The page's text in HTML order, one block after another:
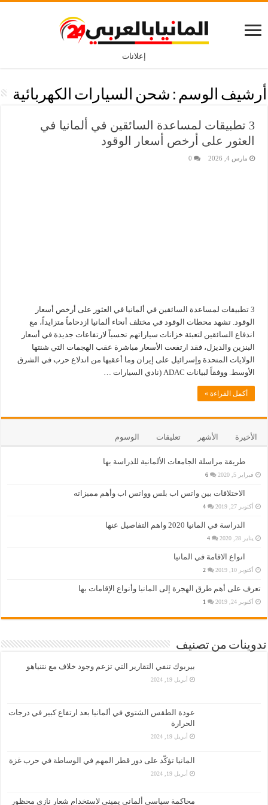
إعلانات
أرشيف الوسم : شحن السيارات الكهربائية
3 تطبيقات لمساعدة السائقين في ألمانيا في
العثور على أرخص أسعار الوقود
مارس 4, 2026 0
3 تطبيقات لمساعدة السائقين في ألمانيا في العثور على أرخص أسعار
الوقود. تشهد محطات الوقود في مختلف أنحاء ألمانيا ازدحاماً متزايداً، مع
اندفاع السائقين لتعبئة خزانات سياراتهم تحسباً لارتفاعات جديدة في أسعار
البنزين والديزل، فقد ارتفعت الأسعار مباشرة عقب الهجمات التي شنتها
الولايات المتحدة وإسرائيل على إيران وما أعقبها من اندلاع حرب في الشرق
الأوسط. ووفقاً لبيانات ADAC (نادي السيارات …
أكمل القراءة »
الأخيرة الأشهر تعليقات الوسوم
طريقة مراسلة الجامعات الألمانية للدراسة بها
فبراير 5, 2020 6
الاختلافات بين واتس اب بلس وواتس اب وأهم مميزاته
أكتوبر 27, 2019 4
الدراسة في المانيا 2020 واهم التفاصيل عنها
يناير 28, 2020 4
انواع الاقامة في المانيا
أكتوبر 10, 2019 2
تعرف على أهم طرق الهجرة إلى المانيا وأنواع الإقامات بها
أكتوبر 24, 2019 1
تدوينات من تصنيف
بيربوك تنفي التقارير التي تزعم وجود خلاف مع نتنياهو
أبريل 19, 2024
عودة الطقس الشتوي في ألمانيا بعد ارتفاع كبير في درجات
الحرارة
أبريل 19, 2024
المانيا تؤكّد على دور قطر المهم في الوساطة في حرب غزة
أبريل 19, 2024
محاكمة سياسي ألماني يميني لاستخدام شعار نازي محظور